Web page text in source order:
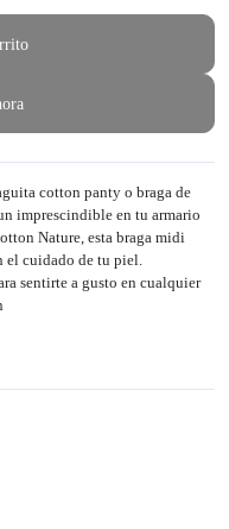
cotton panty o braga de
imprescindible en tu armario
Nature, esta braga midi
el cuidado de tu piel.
sentirte a gusto en cualquier